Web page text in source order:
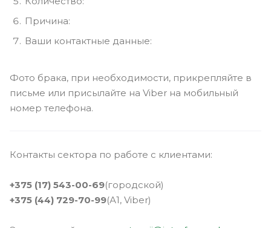
Причина:
Ваши контактные данные:
Фото брака, при необходимости, прикрепляйте в
письме или присылайте на Viber на мобильный
номер телефона.
Контакты сектора по работе с клиентами:
+375 (17) 543-00-69(городской)
+375 (44) 729-70-99(А1, Viber)